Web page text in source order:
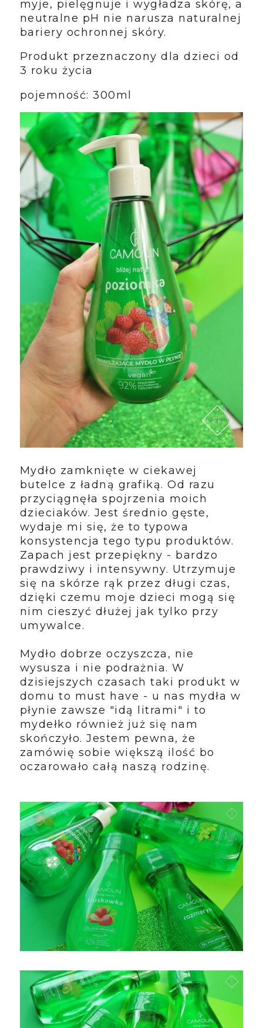
myje, pielęgnuje i wygładza skórę, a
neutralne pH nie narusza naturalnej
bariery ochronnej skóry.
Produkt przeznaczony dla dzieci od
3 roku życia
pojemność: 300ml
Mydło zamknięte w ciekawej
butelce z ładną grafiką. Od razu
przyciągnęła spojrzenia moich
dzieciaków. Jest średnio gęste,
wydaje mi się, że to typowa
konsystencja tego typu produktów.
Zapach jest przepiękny - bardzo
prawdziwy i intensywny. Utrzymuje
się na skórze rąk przez długi czas,
dzięki czemu moje dzieci mogą się
nim cieszyć dłużej jak tylko przy
umywalce.
Mydło dobrze oczyszcza, nie
wysusza i nie podrażnia. W
dzisiejszych czasach taki produkt w
domu to must have - u nas mydła w
płynie zawsze "idą litrami" i to
mydełko również już się nam
skończyło. Jestem pewna, że
zamówię sobie większą ilość bo
oczarowało całą naszą rodzinę.